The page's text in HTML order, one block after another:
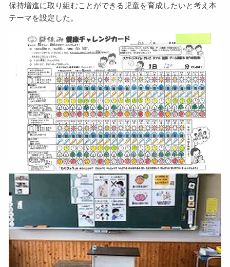
保持増進に取り組むことができる児童を育成したいと考え本
テーマを設定した。